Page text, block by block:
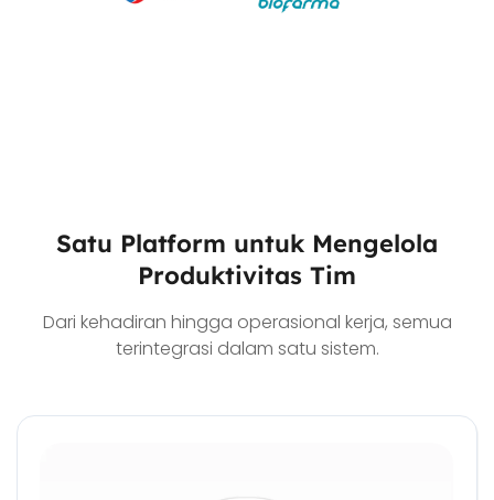
Satu Platform untuk Mengelola
Produktivitas Tim
Dari kehadiran hingga operasional kerja, semua
terintegrasi dalam satu sistem.